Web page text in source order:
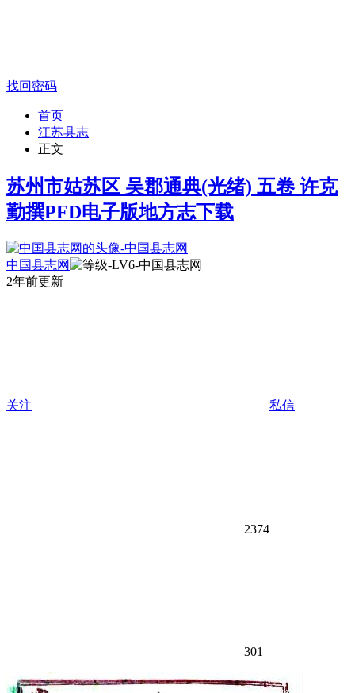
找回密码
首页
江苏县志
正文
苏州市姑苏区 吴郡通典(光绪) 五卷 许克
勤撰PFD电子版地方志下载
中国县志网
2年前更新
关注 私信
2374
301